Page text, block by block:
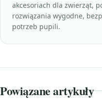
akcesoriach dla zwierząt,
rozwiązania wygodne,
potrzeb pupili.
Powiązane artykuły